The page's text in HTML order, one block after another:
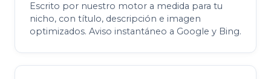
Escrito por nuestro motor a medida para tu
nicho, con título, descripción e imagen
optimizados. Aviso instantáneo a Google y Bing.